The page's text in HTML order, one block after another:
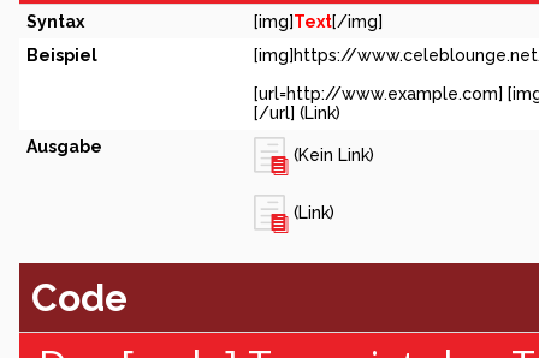
Syntax [img]Text[/img]
Beispiel
[img]https://
[url=http://www.example.com]
[/url] (Link)
Ausgabe
(Kein Link)
(Link)
Code